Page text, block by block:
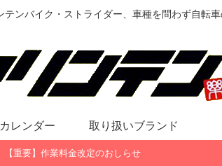
バイク・ストライダー、車種を問わず自転車
レンダー 取り扱いブランド
【重要】作業料金改定のおしらせ